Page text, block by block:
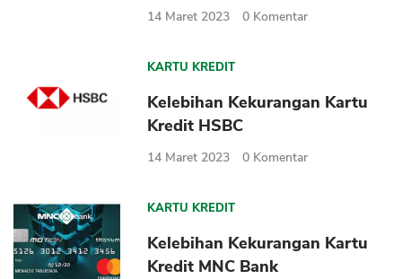
14 Maret 2023 0 Komentar
KARTU KREDIT
Kelebihan Kekurangan Kartu
Kredit HSBC
14 Maret 2023 0 Komentar
KARTU KREDIT
Kelebihan Kekurangan Kartu
Kredit MNC Bank